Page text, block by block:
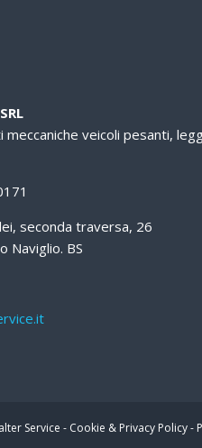
meccaniche veicoli pesanti,
seconda traversa, 26
Naviglio. BS
Service - Cookie & Privacy Policy-